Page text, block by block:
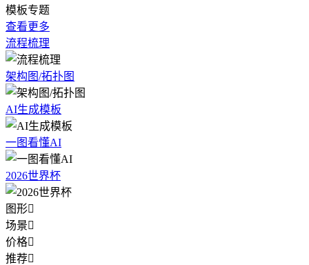
模板专题
查看更多
流程梳理
架构图/拓扑图
AI生成模板
一图看懂AI
2026世界杯
图形
场景
价格
推荐